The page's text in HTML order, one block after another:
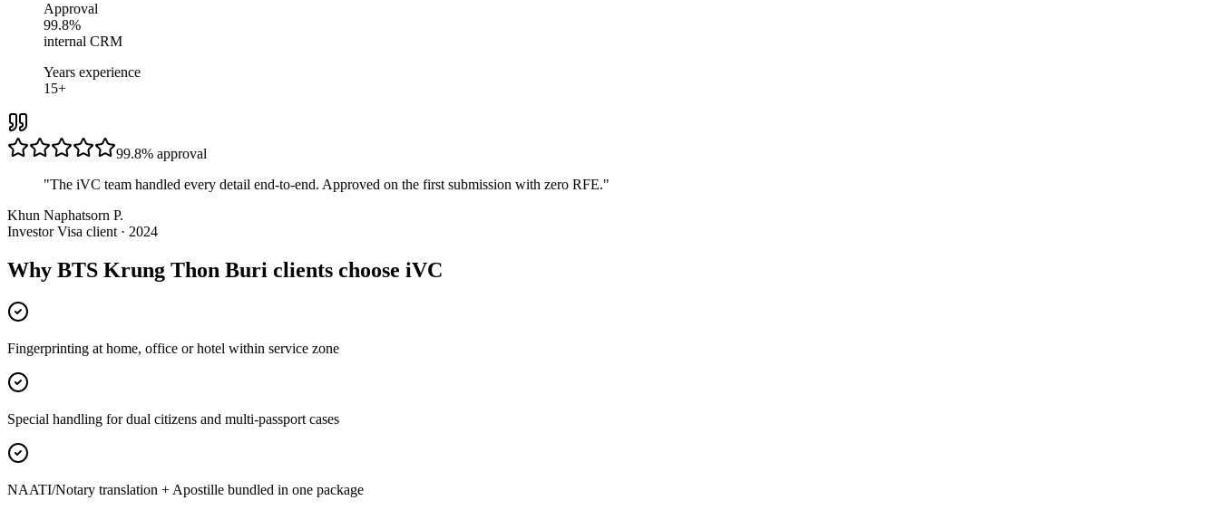
Approval
99.8%
internal CRM
Years experience
15+
99.8% approval
"The iVC team handled every detail end-to-end. Approved on the first submission with zero RFE."
Khun Naphatsorn P.
Investor Visa client · 2024
Why BTS Krung Thon Buri clients choose iVC
Fingerprinting at home, office or hotel within service zone
Special handling for dual citizens and multi-passport cases
NAATI/Notary translation + Apostille bundled in one package